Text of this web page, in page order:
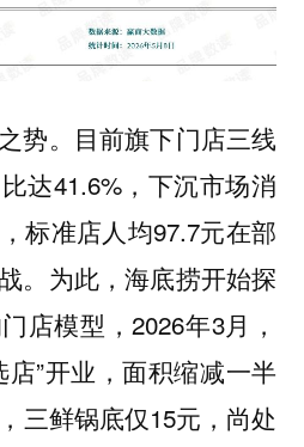
势。目前旗下门店三线
达41.6%，下沉市场消
标准店人均97.7元在部
。为此，海底捞开始探
店模型，2026年3月，
”开业，面积缩减一半
三鲜锅底仅15元，尚处